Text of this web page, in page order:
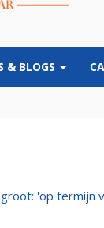
& BLOGS
'op termijn